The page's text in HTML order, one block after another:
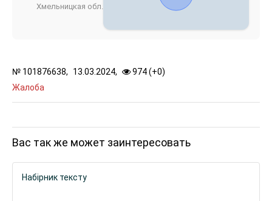
№ 101876638, 13.03.2024, 974 (+0)
Жалоба
Хмельницкая обл.
Вас так же может заинтересовать
Набірник тексту